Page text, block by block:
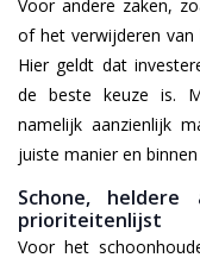
Voor andere zaken,
of het verwijderen van
Hier geldt dat
de beste keuze is.
namelijk aanzienlijk
juiste manier en
Schone,
prioriteitenlijst
Voor het